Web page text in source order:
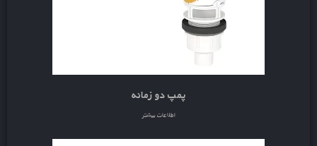
پمپ دو زمانه
اطلاعات بیشتر